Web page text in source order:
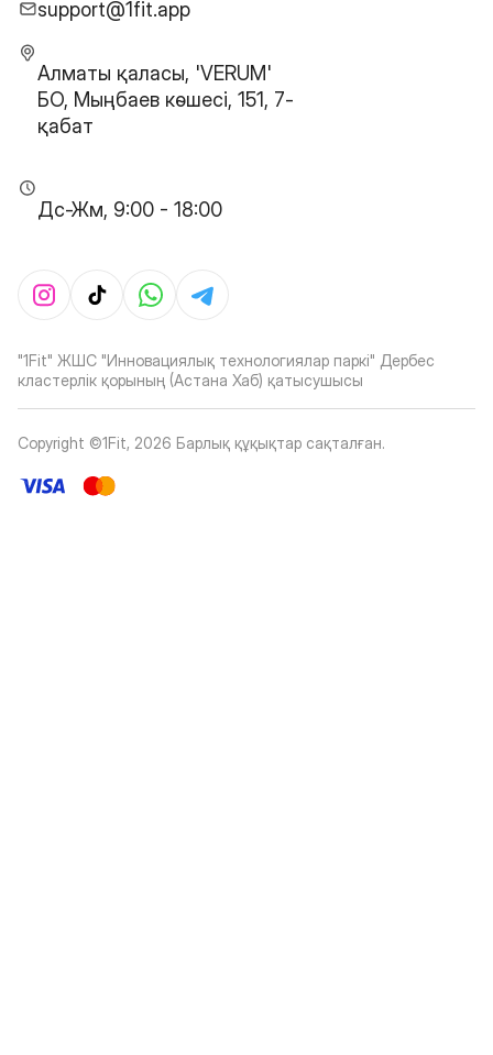
support@1fit.app
Алматы қаласы, 'VERUM'
БО, Мыңбаев көшесі, 151, 7-
қабат
Дс-Жм, 9:00 - 18:00
"1Fit" ЖШС "Инновациялық технологиялар паркі" Дербес
кластерлік қорының (Астана Хаб) қатысушысы
Copyright ©1Fit, 2026 Барлық құқықтар сақталған.